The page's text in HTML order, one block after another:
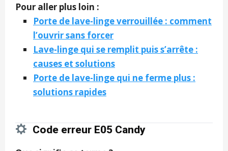
Pour aller plus loin :
Porte de lave-linge verrouillée : comment
l’ouvrir sans forcer
Lave-linge qui se remplit puis s’arrête :
causes et solutions
Porte de lave-linge qui ne ferme plus :
solutions rapides
Code erreur E05 Candy